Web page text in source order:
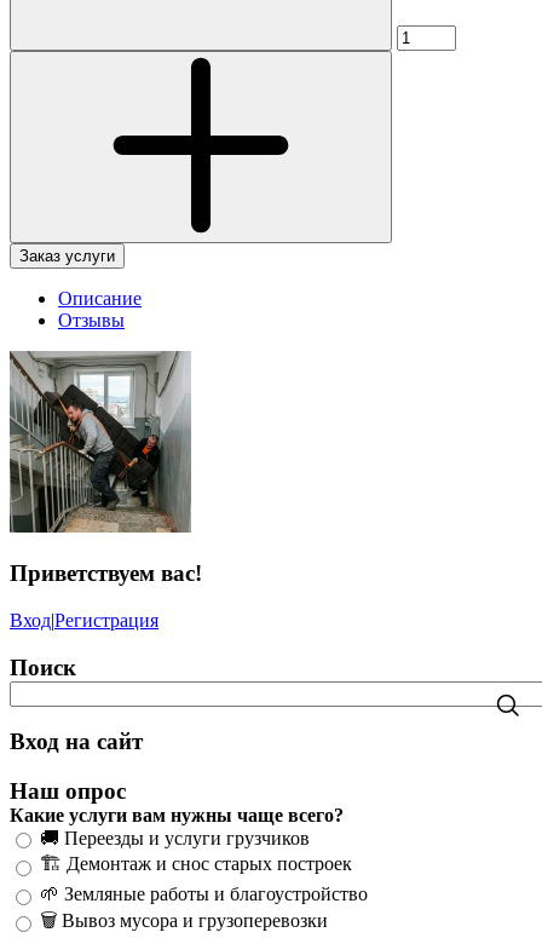
Заказ услуги
Описание
Отзывы
Приветствуем вас!
Вход|Регистрация
Поиск
Вход на сайт
Наш опрос
Какие услуги вам нужны чаще всего?
🚚 Переезды и услуги грузчиков
🏗️ Демонтаж и снос старых построек
🌱 Земляные работы и благоустройство
🗑️ Вывоз мусора и грузоперевозки